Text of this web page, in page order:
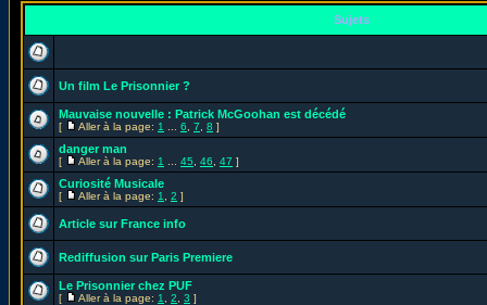
Sujets
Un film Le Prisonnier ?
Mauvaise nouvelle : Patrick McGoohan est décédé
[ Aller à la page: 1 6 7 8 ]
danger man
[ Aller à la page: 1 45 46 47 ]
Curiosité Musicale
[ Aller à la page: 1 2 ]
Article sur France info
Rediffusion sur Paris Premiere
Le Prisonnier chez PUF
[ Aller à la page: 1 2 3 ]